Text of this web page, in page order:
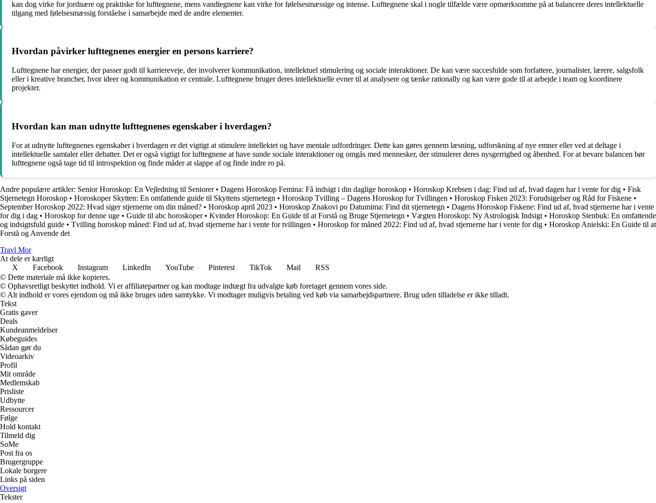
kan dog virke for jordnære og praktiske for lufttegnene, mens vandtegnene kan virke for følelsesmæssige og intense. Lufttegnene skal i nogle tilfælde være opmærksomme på at balancere deres intellektuelle
tilgang med følelsesmæssig forståelse i samarbejde med de andre elementer.
Hvordan påvirker lufttegnenes energier en persons karriere?
Lufttegnene har energier, der passer godt til karriereveje, der involverer kommunikation, intellektuel stimulering og sociale interaktioner. De kan være succesfulde som forfattere, journalister, lærere, salgsfolk
eller i kreative brancher, hvor ideer og kommunikation er centrale. Lufttegnene bruger deres intellektuelle evner til at analysere og tænke rationally og kan være gode til at arbejde i team og koordinere
projekter.
Hvordan kan man udnytte lufttegnenes egenskaber i hverdagen?
For at udnytte lufttegnenes egenskaber i hverdagen er det vigtigt at stimulere intellektet og have mentale udfordringer. Dette kan gøres gennem læsning, udforskning af nye emner eller ved at deltage i
intellektuelle samtaler eller debatter. Det er også vigtigt for lufttegnene at have sunde sociale interaktioner og omgås med mennesker, der stimulerer deres nysgerrighed og åbenhed. For at bevare balancen bør
lufttegnene også tage tid til introspektion og finde måder at slappe af og finde indre ro på.
Andre populære artikler: Senior Horoskop: En Vejledning til Seniorer• Dagens Horoskop Femina: Få indsigt i din daglige horoskop • Horoskop Krebsen i dag: Find ud af, hvad dagen har i vente for dig • Fisk
Stjernetegn Horoskop • Horoskoper Skytten: En omfattende guide til Skyttens stjernetegn • Horoskop Tvilling – Dagens Horoskop for Tvillingen • Horoskop Fisken 2023: Forudsigelser og Råd for Fiskene •
September Horoskop 2022: Hvad siger stjernerne om din måned? • Horoskop april 2023 • Horoskop Znakovi po Datumima: Find dit stjernetegn • Dagens Horoskop Fiskene: Find ud af, hvad stjernerne har i vente
for dig i dag • Horoskop for denne uge • Guide til abc horoskoper• Kvinder Horoskop: En Guide til at Forstå og Bruge Stjernetegn • Vægten Horoskop: Ny Astrologisk Indsigt • Horoskop Stenbuk: En omfattende
og indsigtsfuld guide • Tvilling horoskop måned: Find ud af, hvad stjernerne har i vente for tvillingen • Horoskop for måned 2022: Find ud af, hvad stjernerne har i vente for dig • Horoskop Anielski: En Guide til at
Forstå og Anvende det
Travl Mor
At dele er kærligt
X
Facebook Instagram LinkedIn YouTube Pinterest TikTok Mail
RSS
© Dette materiale må ikke kopieres.
© Ophavsretligt beskyttet indhold. Vi er affiliatepartner og kan modtage indtægt fra udvalgte køb foretaget gennem vores side.
© Alt indhold er vores ejendom og må ikke bruges uden samtykke. Vi modtager muligvis betaling ved køb via samarbejdspartnere. Brug uden tilladelse er ikke tilladt.
Tekst
Gratis gaver
Deals
Kundeanmeldelser
Købeguides
Sådan gør du
Videoarkiv
Profil
Mit område
Medlemskab
Prisliste
Udbytte
Ressourcer
Følge
Hold kontakt
Tilmeld dig
SoMe
Post fra os
Brugergruppe
Lokale borgere
Links på siden
Oversigt
Tekster